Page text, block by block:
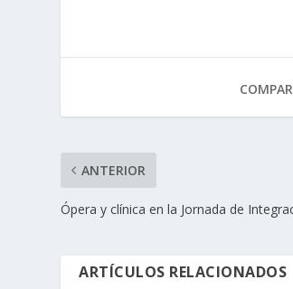
ANTERIOR
Ópera y clínica en la Jornada de
ARTÍCULOS RELACIONADOS